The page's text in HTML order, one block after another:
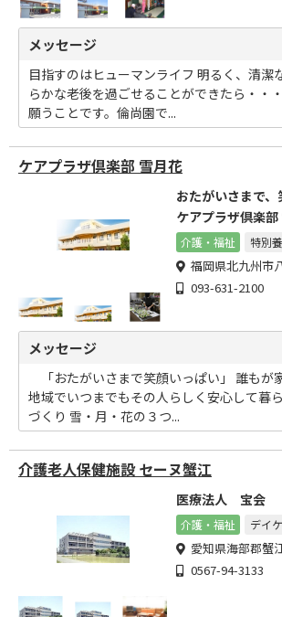
メッセージ
目指すのはヒューマンライフ 明るく、清潔
らかな老後を過ごせることができたら・・
願うことです。倫尚園で...
ケアプラザ倶楽部 雪月花
おたがいさまで、
ケアプラザ倶楽
護施設として運営
介護・福祉 特別
福岡県北九州市
093-631-2100
メッセージ
「おたがいさまで笑顔いっぱい」 誰もが
地域でいつまでもその人らしく安心して暮
づくり 雪・月・花の３つ...
介護老人保健施設 セーヌ蟹江
医療法人 宝会
介護・福祉 デイ
愛知県海部郡蟹
0567-94-3133